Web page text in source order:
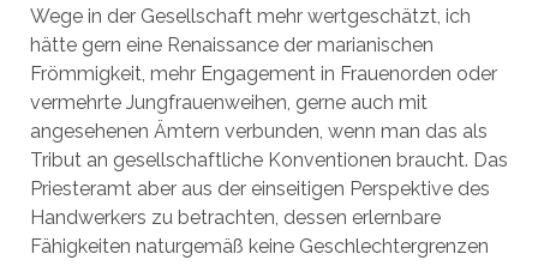
Wege in der Gesellschaft mehr wertgeschätzt, ich
hätte gern eine Renaissance der marianischen
Frömmigkeit, mehr Engagement in Frauenorden oder
vermehrte Jungfrauenweihen, gerne auch mit
angesehenen Ämtern verbunden, wenn man das als
Tribut an gesellschaftliche Konventionen braucht. Das
Priesteramt aber aus der einseitigen Perspektive des
Handwerkers zu betrachten, dessen erlernbare
Fähigkeiten naturgemäß keine Geschlechtergrenzen